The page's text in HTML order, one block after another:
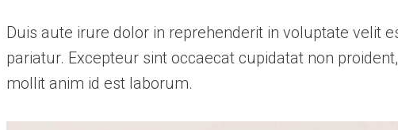
Duis aute irure dolor in reprehenderit in voluptate velit
pariatur. Excepteur sint occaecat cupidatat non
mollit anim id est laborum.